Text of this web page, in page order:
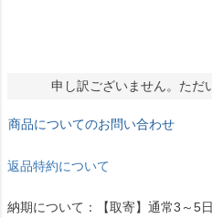
申し訳ございません。ただ
商品についてのお問い合わせ
返品特約について
納期について：【取寄】通常3～5